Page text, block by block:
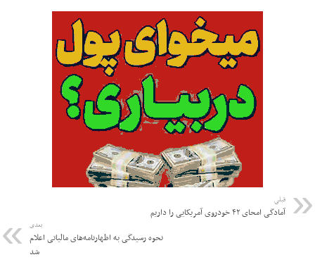
قبلی
آمادگی امحای ۴۲ خودروی آمریکایی را داریم
بعدی
نحوه رسیدگی به اظهارنامه‌های مالیاتی اعلام
شد